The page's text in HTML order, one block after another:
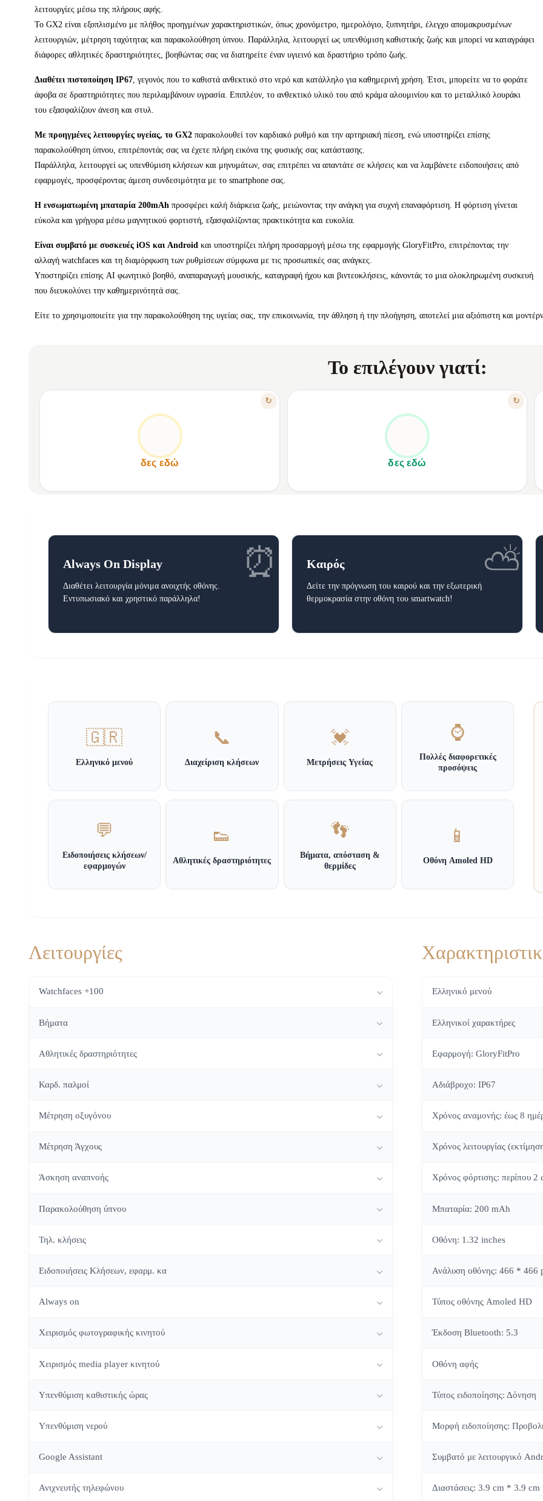
λειτουργίες μέσω της πλήρους αφής.
Το GX2 είναι εξοπλισμένο με πλήθος προηγμένων χαρακτηριστικών, όπως χρονόμετρο, ημερολόγιο, ξυπνητήρι, έλεγχο απομακρυσμένων
λειτουργιών, μέτρηση ταχύτητας και παρακολούθηση ύπνου. Παράλληλα, λειτουργεί ως υπενθύμιση καθιστικής ζωής και μπορεί να καταγράφει
διάφορες αθλητικές δραστηριότητες, βοηθώντας σας να διατηρείτε έναν υγιεινό και δραστήριο τρόπο ζωής.
Διαθέτει πιστοποίηση IP67, γεγονός που το καθιστά ανθεκτικό στο νερό και κατάλληλο για καθημερινή χρήση. Έτσι, μπορείτε να το φοράτε
άφοβα σε δραστηριότητες που περιλαμβάνουν υγρασία. Επιπλέον, το ανθεκτικό υλικό του από κράμα αλουμινίου και το μεταλλικό λουράκι
του εξασφαλίζουν άνεση και στυλ.
Με προηγμένες λειτουργίες υγείας, το GX2 παρακολουθεί τον καρδιακό ρυθμό και την αρτηριακή πίεση, ενώ υποστηρίζει επίσης
παρακολούθηση ύπνου, επιτρέποντάς σας να έχετε πλήρη εικόνα της φυσικής σας κατάστασης.
Παράλληλα, λειτουργεί ως υπενθύμιση κλήσεων και μηνυμάτων, σας επιτρέπει να απαντάτε σε κλήσεις και να λαμβάνετε ειδοποιήσεις από
εφαρμογές, προσφέροντας άμεση συνδεσιμότητα με το smartphone σας.
Η ενσωματωμένη μπαταρία 200mAh προσφέρει καλή διάρκεια ζωής, μειώνοντας την ανάγκη για συχνή επαναφόρτιση. Η φόρτιση γίνεται
εύκολα και γρήγορα μέσω μαγνητικού φορτιστή, εξασφαλίζοντας πρακτικότητα και ευκολία.
Είναι συμβατό με συσκευές iOS και Android και υποστηρίζει πλήρη προσαρμογή μέσω της εφαρμογής GloryFitPro, επιτρέποντας την
αλλαγή watchfaces και τη διαμόρφωση των ρυθμίσεων σύμφωνα με τις προσωπικές σας ανάγκες.
Υποστηρίζει επίσης AI φωνητικό βοηθό, αναπαραγωγή μουσικής, καταγραφή ήχου και βιντεοκλήσεις, κάνοντάς το μια ολοκληρωμένη συσκευή
που διευκολύνει την καθημερινότητά σας.
Είτε το χρησιμοποιείτε για την παρακολούθηση της υγείας σας, την επικοινωνία, την άθληση ή την πλοήγηση, αποτελεί μια αξιόπιστη και
Το επιλέγουν γιατί:
↻
δες εδώ
Εξαιρετικά λεπτό και ελαφρύ, προσφέροντας άνεση και στυλ
χωρίς να το καταλαβαίνεις!
↻
δες εδώ
Διατίθεται σε ροζ χρυσό χρώμα, προσδίδοντας κομψότητα και
⏰
Always On Display
Διαθέτει λειτουργία μόνιμα ανοιχτής οθόνης.
Εντυπωσιακό και χρηστικό παράλληλα!
⛅
Καιρός
Δείτε την πρόγνωση του καιρού και την εξωτερική
θερμοκρασία στην οθόνη του smartwatch!
🇬🇷
Ελληνικό μενού
📞
Διαχείριση κλήσεων
💓
Μετρήσεις Υγείας
⌚
Πολλές διαφορετικές
προσόψεις
💬
Ειδοποιήσεις κλήσεων/
εφαρμογών
👟
Αθλητικές δραστηριότητες
👣
Βήματα, απόσταση &
θερμίδες
📱
Οθόνη Amoled HD
Λειτουργίες
Watchfaces +100
Βήματα
Αθλητικές δραστηριότητες
Καρδ. παλμοί
Μέτρηση οξυγόνου
Μέτρηση Άγχους
Άσκηση αναπνοής
Παρακολούθηση ύπνου
Τηλ. κλήσεις
Ειδοποιήσεις Κλήσεων, εφαρμ. κα
Always on
Χειρισμός φωτογραφικής κινητού
Χειρισμός media player κινητού
Υπενθύμιση καθιστικής ώρας
Υπενθύμιση νερού
Google Assistant
Ανιχνευτής τηλεφώνου
Ελληνικό μενού
Ελληνικοί χαρακτήρες
Εφαρμογή: GloryFitPro
Αδιάβροχο: IP67
Χρόνος αναμονής: έως 8
Χρόνος λειτουργίας
Χρόνος φόρτισης: περίπου 2
Μπαταρία: 200 mAh
Οθόνη: 1.32 inches
Ανάλυση οθόνης: 466 * 466
Τύπος οθόνης Amoled HD
Έκδοση Bluetooth: 5.3
Οθόνη αφής
Τύπος ειδοποίησης: Δόνηση
Μορφή ειδοποίησης:
Συμβατό με λειτουργικό
Διαστάσεις: 3.9 cm * 3.9